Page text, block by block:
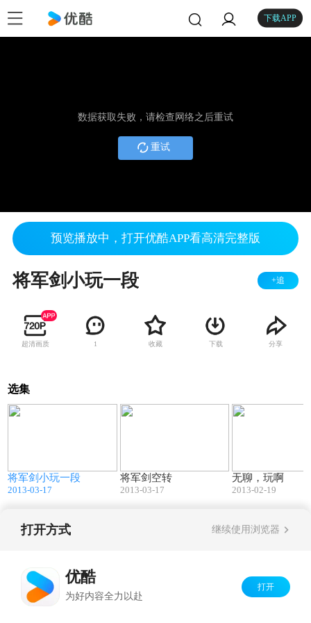
下载APP
数据获取失败，请检查网络之后重试
重试
预览播放中，打开优酷APP看高清完整版
将军剑小玩一段 +追
超清画质 1 收藏 下载 分享
选集
将军剑小玩一段
2013-03-17
将军剑空转
2013-03-17
无聊，玩啊
2013-02-19
打开方式 继续使用浏览器
优酷
为好内容全力以赴
打开